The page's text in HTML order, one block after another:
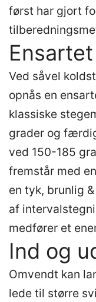
først har gjort
Ved såvel
opnås en
klassiske
grader og
ved 150-185
fremstår med
en tyk, brunlig
af
medfører et
Ind og
Omvendt kan
lede til større